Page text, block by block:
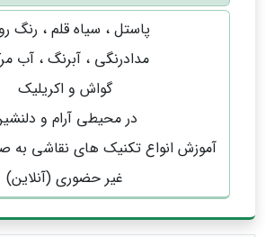
پاستل ، سیاه قلم ، رنگ
مدادرنگی ، آبرنگ ، آب
گواش و اکریلیک
در محیطی آرام و
آموزش انواع تکنیک های نقاشی
غیر حضوری (آنلاین)